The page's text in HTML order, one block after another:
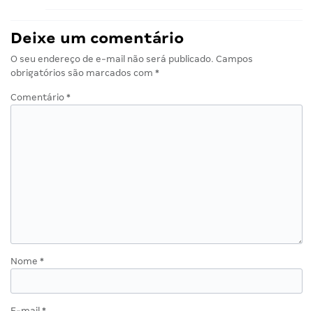
Deixe um comentário
O seu endereço de e-mail não será publicado. Campos
obrigatórios são marcados com *
Comentário *
Nome *